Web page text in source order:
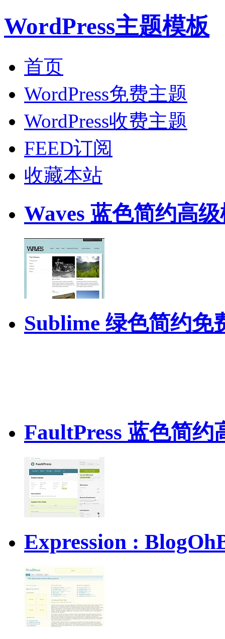
WordPress主题模板
首页
WordPress免费主题
WordPress收费主题
FEED订阅
收藏本站
Waves 蓝色简约高
Sublime 绿色简约免
FaultPress 蓝色简约
Expression :